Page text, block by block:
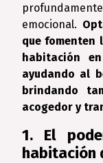
emocional.
que fomenten
habitación
ayudando al
brindando
acogedor y
1. El
habitación